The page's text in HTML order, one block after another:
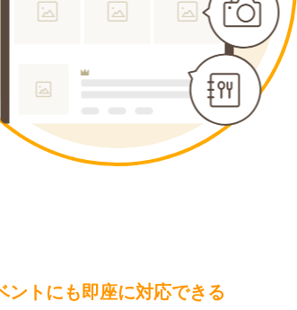
ントにも即座に対応できる